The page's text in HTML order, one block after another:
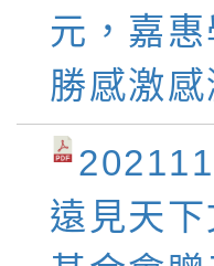
元，嘉
勝感激感
遠見天